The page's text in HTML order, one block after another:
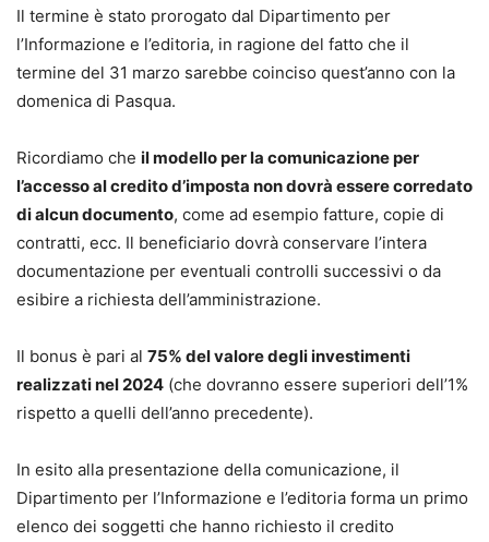
Il termine è stato prorogato dal Dipartimento per
l’Informazione e l’editoria, in ragione del fatto che il
termine del 31 marzo sarebbe coinciso quest’anno con la
domenica di Pasqua.
Ricordiamo che il modello per la comunicazione per
l’accesso al credito d’imposta non dovrà essere corredato
di alcun documento, come ad esempio fatture, copie di
contratti, ecc. Il beneficiario dovrà conservare l’intera
documentazione per eventuali controlli successivi o da
esibire a richiesta dell’amministrazione.
Il bonus è pari al 75% del valore degli investimenti
realizzati nel 2024 (che dovranno essere superiori dell’1%
rispetto a quelli dell’anno precedente).
In esito alla presentazione della comunicazione, il
Dipartimento per l’Informazione e l’editoria forma un primo
elenco dei soggetti che hanno richiesto il credito